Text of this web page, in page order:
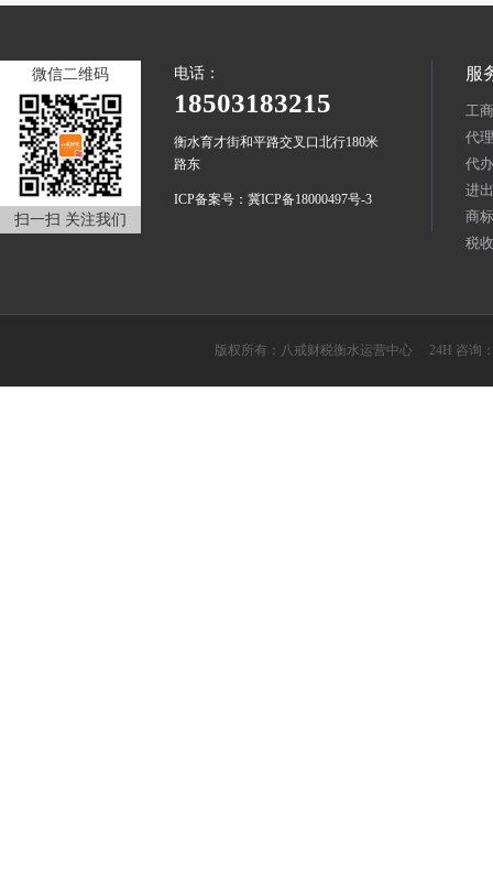
微信二维码
扫一扫 关注我们
电话：
18503183215
衡水育才街和平路交叉口北行180米
路东
ICP备案号：冀ICP备18000497号-3
服
工
代
代
进
商
税
版权所有：八戒财税衡水运营中心 24H 咨询